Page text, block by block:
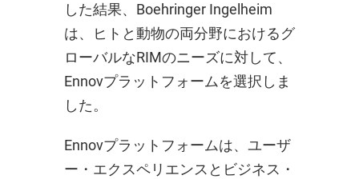
した結果、Boehringer Ingelheim
は、ヒトと動物の両分野におけるグ
ローバルなRIMのニーズに対して、
Ennovプラットフォームを選択しま
した。
Ennovプラットフォームは、ユーザ
ー・エクスペリエンスとビジネス・